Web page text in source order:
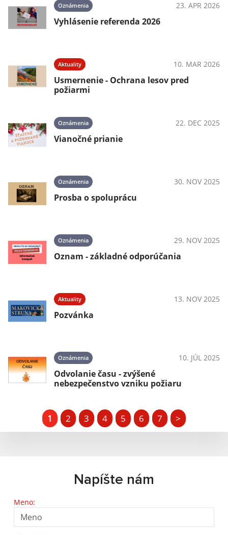
Oznámenia 23. APR 2026
Vyhlásenie referenda 2026
Aktuality 10. MAR 2026
Usmernenie - Ochrana lesov pred
požiarmi
Oznámenia 22. DEC 2025
Vianočné prianie
Oznámenia 30. NOV 2025
Prosba o spoluprácu
Oznámenia 29. NOV 2025
Oznam - základné odporúčania
Aktuality 13. NOV 2025
Pozvánka
Oznámenia 10. JÚL 2025
Odvolanie času - zvýšené
nebezpečenstvo vzniku požiaru
1 2 3 4 5 6 7 >
Napíšte nám
Meno: